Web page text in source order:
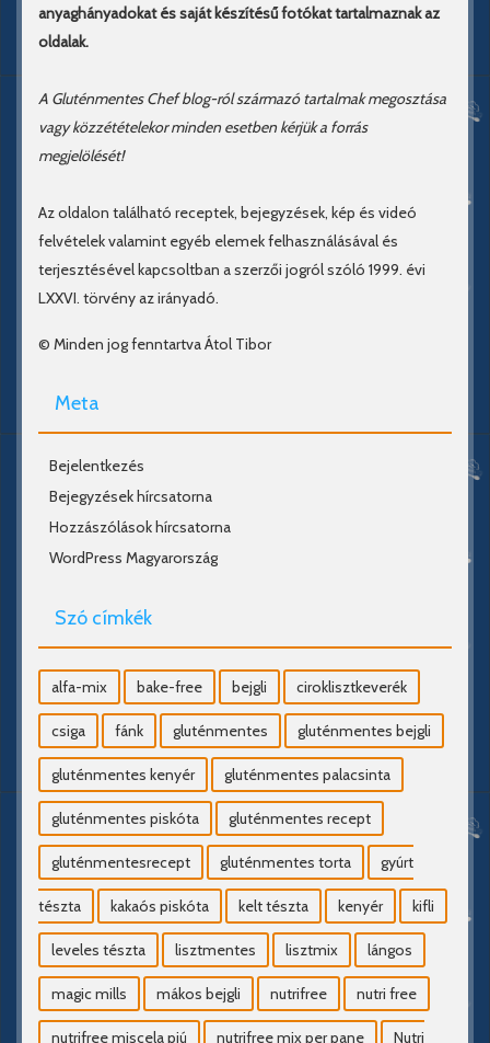
anyaghányadokat és saját készítésű fotókat tartalmaznak az
oldalak.
A Gluténmentes Chef blog-ról származó tartalmak megosztása
vagy közzétételekor minden esetben kérjük a forrás
megjelölését!
Az oldalon található receptek, bejegyzések, kép és videó
felvételek valamint egyéb elemek felhasználásával és
terjesztésével kapcsoltban a szerzői jogról szóló 1999. évi
LXXVI. törvény az irányadó.
© Minden jog fenntartva Átol Tibor
Meta
Bejelentkezés
Bejegyzések hírcsatorna
Hozzászólások hírcsatorna
WordPress Magyarország
Szó címkék
alfa-mix bake-free bejgli ciroklisztkeverék
csiga fánk gluténmentes gluténmentes bejgli
gluténmentes kenyér gluténmentes palacsinta
gluténmentes piskóta gluténmentes recept
gluténmentesrecept gluténmentes torta gyúrt
tészta kakaós piskóta kelt tészta kenyér kifli
leveles tészta lisztmentes lisztmix lángos
magic mills mákos bejgli nutrifree nutri free
nutrifree miscela piú nutrifree mix per pane Nutri